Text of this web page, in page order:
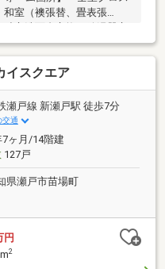
和室（襖張替、畳表張
【中古】×【リノベーシ
住戸♪現代に相応しい間
れ、生活をサポート致し
ベーションまで一貫サポ
せ下さい！
イスクエア
瀬戸線 新瀬戸駅 徒歩7分
交通
7ヶ月/14階建
127戸
県瀬戸市苗場町
円
2